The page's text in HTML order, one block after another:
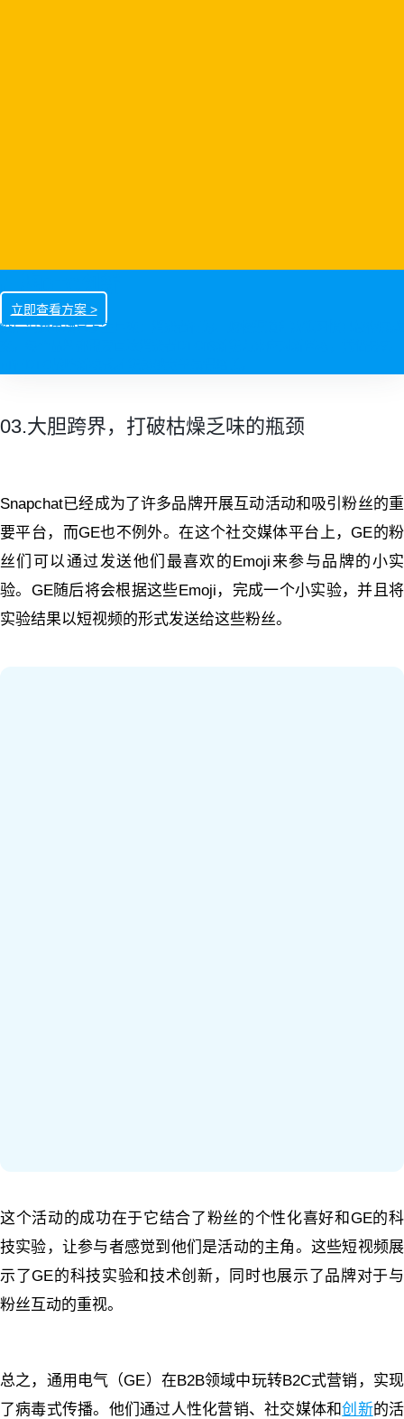
立即查看方案 >
疫后消费市场已发生巨变：消费者行为、购物渠道和决策习惯已被彻底改
03.大胆跨界，打破枯燥乏味的瓶颈
Snapchat已经成为了许多品牌开展互动活动和吸引粉丝的重
要平台，而GE也不例外。在这个社交媒体平台上，GE的粉
丝们可以通过发送他们最喜欢的Emoji来参与品牌的小实
验。GE随后将会根据这些Emoji，完成一个小实验，并且将
实验结果以短视频的形式发送给这些粉丝。
这个活动的成功在于它结合了粉丝的个性化喜好和GE的科
技实验，让参与者感觉到他们是活动的主角。这些短视频展
示了GE的科技实验和技术创新，同时也展示了品牌对于与
粉丝互动的重视。
总之，通用电气（GE）在B2B领域中玩转B2C式营销，实现
了病毒式传播。他们通过人性化营销、社交媒体和创新的活